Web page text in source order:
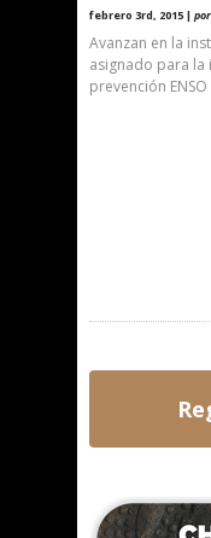
febrero 3rd, 2015 |
Avanzan en la
asignado para
prevención